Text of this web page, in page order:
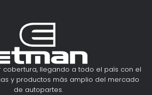
cobertura, llegando a todo el país con el
y productos más amplio del mercado
de autopartes.